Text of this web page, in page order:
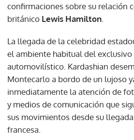
confirmaciones sobre su relación
británico Lewis Hamilton
La llegada de la celebridad
el ambiente habitual del
automovilístico. Kardashian
Montecarlo a bordo de un lujoso
inmediatamente la atención de
y medios de comunicación que
sus movimientos desde su
francesa.